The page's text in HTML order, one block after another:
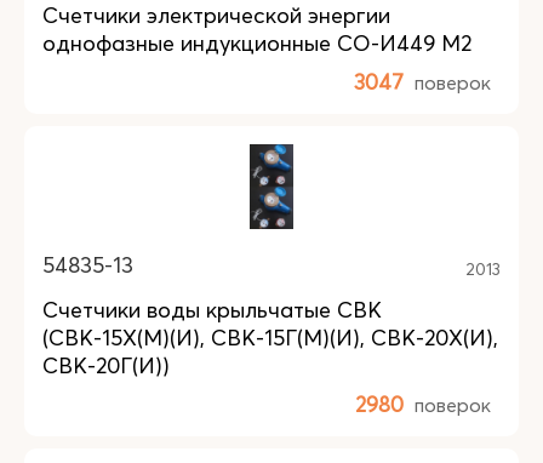
Счетчики электрической энергии
однофазные индукционные СО-И449 М2
3047 поверок
54835-13 2013
Счетчики воды крыльчатые СВК
(СВК-15Х(М)(И), СВК-15Г(М)(И), СВК-20Х(И),
СВК-20Г(И))
2980 поверок